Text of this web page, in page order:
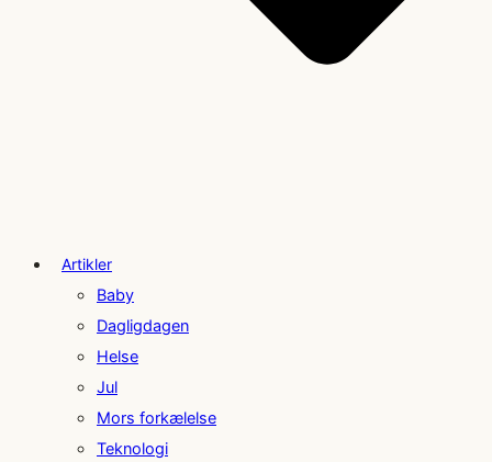
Artikler
Baby
Dagligdagen
Helse
Jul
Mors forkælelse
Teknologi